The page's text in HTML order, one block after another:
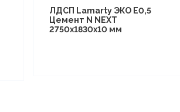
ЛДСП Lamarty ЭКО E0,5
Цемент N NEXT
2750х1830х10 мм